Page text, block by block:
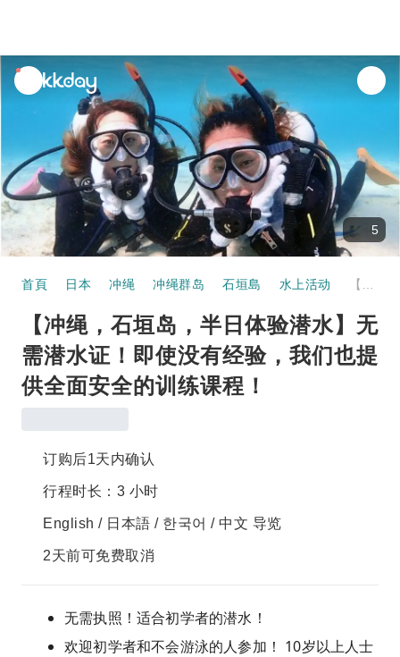
unread
notifications
5
首頁 日本 冲绳 冲绳群岛 石垣島 水上活动
【冲绳，石垣岛，半日体验潜水】无
需潜水证！即使没有经验，我们也提
供全面安全的训练课程！
订购后1天内确认
行程时长：3 小时
English / 日本語 / 한국어 / 中文 导览
2天前可免费取消
无需执照！适合初学者的潜水！
欢迎初学者和不会游泳的人参加！ 10岁以上人士